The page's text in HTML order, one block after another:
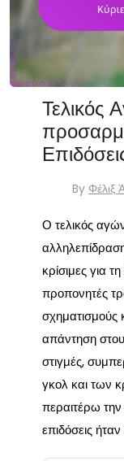
Τελικός
By Φέλιξ
Ο τελικός
κρίσιμες για
προπονητές
σχηματισμούς
απάντηση
στιγμές,
γκολ και των
περαιτέρω
επιδόσεις